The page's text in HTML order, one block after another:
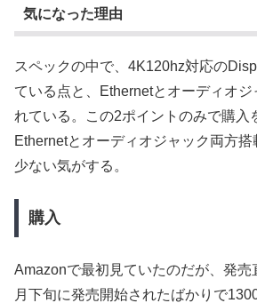
気になった理由
スペックの中で、4K120hz対応の
ている点と、Ethernetとオーディオジ
れている。この2ポイントのみで購入
Ethernetとオーディオジャック両方
少ない気がする。
購入
Amazonで最初見ていたのだが、発売
月下旬に発売開始されたばかりで